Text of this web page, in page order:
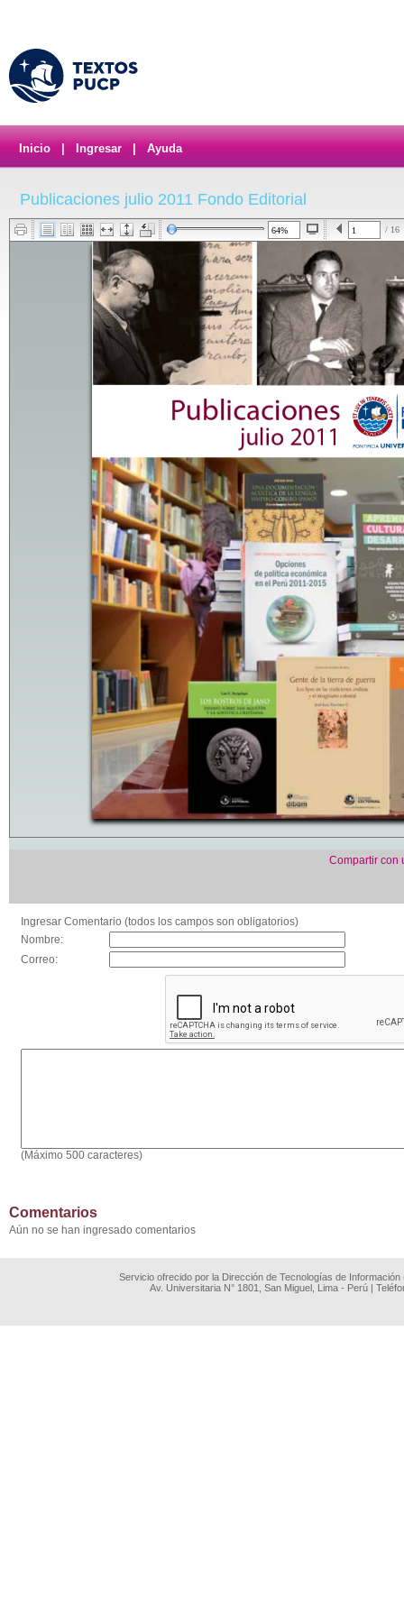
Inicio Ingresar Ayuda
Publicaciones julio 2011 Fondo Editorial
/ 16
Compartir con
Ingresar Comentario (todos los campos son obligatorios)
Nombre:
Correo:
(Máximo 500 caracteres)
Comentarios
Aún no se han ingresado comentarios
Servicio ofrecido por la Dirección de Tecnologías de
Av. Universitaria N° 1801, San Miguel, Lima - Perú |